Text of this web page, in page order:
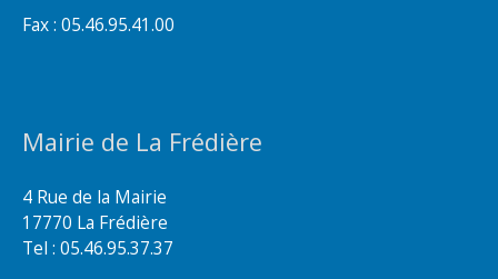
Fax : 05.46.95.41.00
Mairie de La Frédière
4 Rue de la Mairie
17770 La Frédière
Tel : 05.46.95.37.37